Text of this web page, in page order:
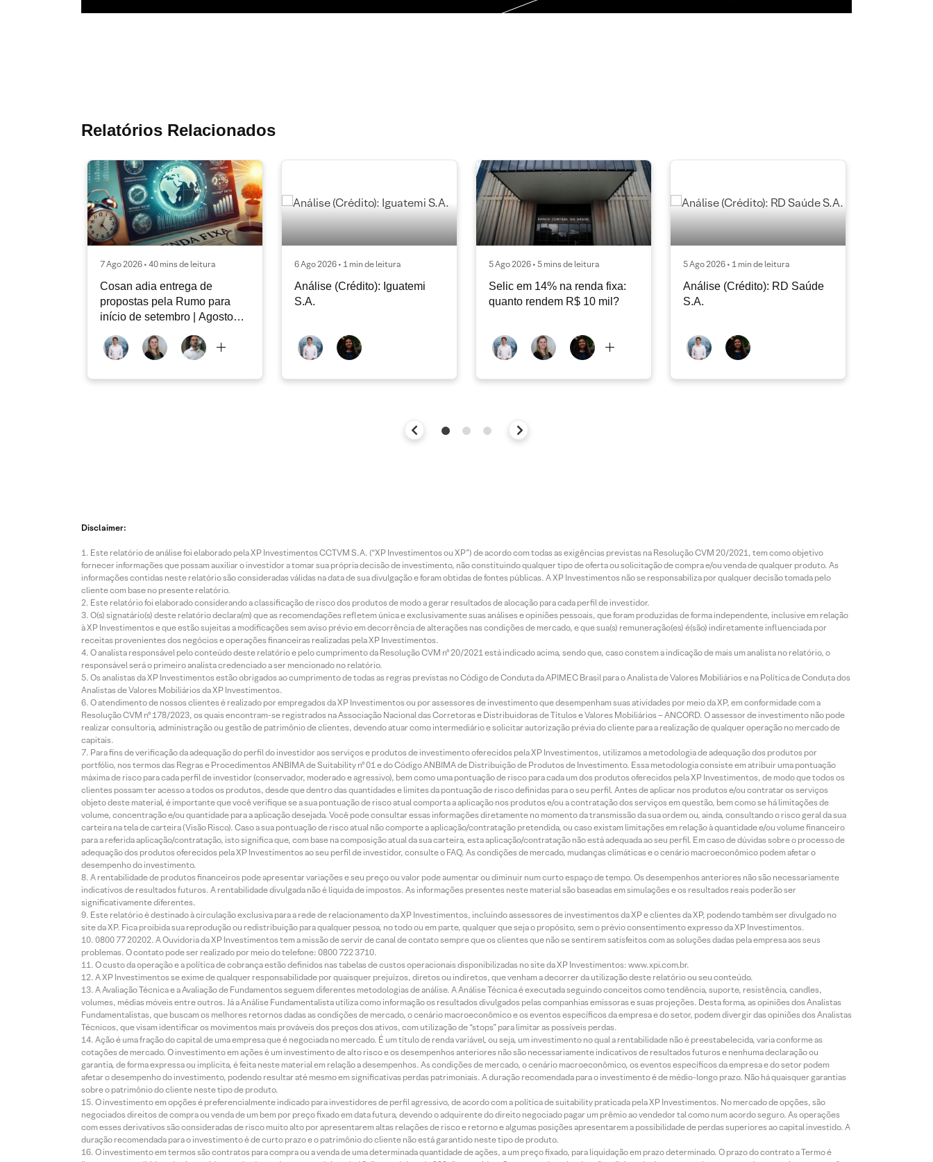
Relatórios Relacionados
7 Ago 2026 • 40 mins de leitura
Cosan adia entrega de
propostas pela Rumo para
início de setembro | Agosto
6 Ago 2026 • 1 min de leitura
Análise (Crédito): Iguatemi
S.A.
5 Ago 2026 • 5 mins de leitura
Selic em 14% na renda fixa:
quanto rendem R$ 10 mil?
5 Ago 2026 • 1 min de leitura
Análise (Crédito): RD Saúde
S.A.
Disclaimer:
Este relatório de análise foi elaborado pela XP Investimentos CCTVM S.A. (“XP Investimentos ou XP”) de acordo com todas as exigências previstas na Resolução CVM 20/2021, tem como objetivo
fornecer informações que possam auxiliar o investidor a tomar sua própria decisão de investimento, não constituindo qualquer tipo de oferta ou solicitação de compra e/ou venda de qualquer produto. As
informações contidas neste relatório são consideradas válidas na data de sua divulgação e foram obtidas de fontes públicas. A XP Investimentos não se responsabiliza por qualquer decisão tomada pelo
cliente com base no presente relatório.
Este relatório foi elaborado considerando a classificação de risco dos produtos de modo a gerar resultados de alocação para cada perfil de investidor.
O(s) signatário(s) deste relatório declara(m) que as recomendações refletem única e exclusivamente suas análises e opiniões pessoais, que foram produzidas de forma independente, inclusive em relação
à XP Investimentos e que estão sujeitas a modificações sem aviso prévio em decorrência de alterações nas condições de mercado, e que sua(s) remuneração(es) é(são) indiretamente influenciada por
receitas provenientes dos negócios e operações financeiras realizadas pela XP Investimentos.
O analista responsável pelo conteúdo deste relatório e pelo cumprimento da Resolução CVM nº 20/2021 está indicado acima, sendo que, caso constem a indicação de mais um analista no relatório, o
responsável será o primeiro analista credenciado a ser mencionado no relatório.
Os analistas da XP Investimentos estão obrigados ao cumprimento de todas as regras previstas no Código de Conduta da APIMEC Brasil para o Analista de Valores Mobiliários e na Política de Conduta dos
Analistas de Valores Mobiliários da XP Investimentos.
O atendimento de nossos clientes é realizado por empregados da XP Investimentos ou por assessores de investimento que desempenham suas atividades por meio da XP, em conformidade com a
Resolução CVM nº 178/2023, os quais encontram-se registrados na Associação Nacional das Corretoras e Distribuidoras de Títulos e Valores Mobiliários – ANCORD. O assessor de investimento não pode
realizar consultoria, administração ou gestão de patrimônio de clientes, devendo atuar como intermediário e solicitar autorização prévia do cliente para a realização de qualquer operação no mercado de
capitais.
Para fins de verificação da adequação do perfil do investidor aos serviços e produtos de investimento oferecidos pela XP Investimentos, utilizamos a metodologia de adequação dos produtos por
portfólio, nos termos das Regras e Procedimentos ANBIMA de Suitability nº 01 e do Código ANBIMA de Distribuição de Produtos de Investimento. Essa metodologia consiste em atribuir uma pontuação
máxima de risco para cada perfil de investidor (conservador, moderado e agressivo), bem como uma pontuação de risco para cada um dos produtos oferecidos pela XP Investimentos, de modo que todos os
clientes possam ter acesso a todos os produtos, desde que dentro das quantidades e limites da pontuação de risco definidas para o seu perfil. Antes de aplicar nos produtos e/ou contratar os serviços
objeto deste material, é importante que você verifique se a sua pontuação de risco atual comporta a aplicação nos produtos e/ou a contratação dos serviços em questão, bem como se há limitações de
volume, concentração e/ou quantidade para a aplicação desejada. Você pode consultar essas informações diretamente no momento da transmissão da sua ordem ou, ainda, consultando o risco geral da sua
carteira na tela de carteira (Visão Risco). Caso a sua pontuação de risco atual não comporte a aplicação/contratação pretendida, ou caso existam limitações em relação à quantidade e/ou volume financeiro
para a referida aplicação/contratação, isto significa que, com base na composição atual da sua carteira, esta aplicação/contratação não está adequada ao seu perfil. Em caso de dúvidas sobre o processo de
adequação dos produtos oferecidos pela XP Investimentos ao seu perfil de investidor, consulte o FAQ. As condições de mercado, mudanças climáticas e o cenário macroeconômico podem afetar o
desempenho do investimento.
A rentabilidade de produtos financeiros pode apresentar variações e seu preço ou valor pode aumentar ou diminuir num curto espaço de tempo. Os desempenhos anteriores não são necessariamente
indicativos de resultados futuros. A rentabilidade divulgada não é líquida de impostos. As informações presentes neste material são baseadas em simulações e os resultados reais poderão ser
significativamente diferentes.
Este relatório é destinado à circulação exclusiva para a rede de relacionamento da XP Investimentos, incluindo assessores de investimentos da XP e clientes da XP, podendo também ser divulgado no
site da XP. Fica proibida sua reprodução ou redistribuição para qualquer pessoa, no todo ou em parte, qualquer que seja o propósito, sem o prévio consentimento expresso da XP Investimentos.
0800 77 20202. A Ouvidoria da XP Investimentos tem a missão de servir de canal de contato sempre que os clientes que não se sentirem satisfeitos com as soluções dadas pela empresa aos seus
problemas. O contato pode ser realizado por meio do telefone: 0800 722 3710.
O custo da operação e a política de cobrança estão definidos nas tabelas de custos operacionais disponibilizadas no site da XP Investimentos: www.xpi.com.br.
A XP Investimentos se exime de qualquer responsabilidade por quaisquer prejuízos, diretos ou indiretos, que venham a decorrer da utilização deste relatório ou seu conteúdo.
A Avaliação Técnica e a Avaliação de Fundamentos seguem diferentes metodologias de análise. A Análise Técnica é executada seguindo conceitos como tendência, suporte, resistência, candles,
volumes, médias móveis entre outros. Já a Análise Fundamentalista utiliza como informação os resultados divulgados pelas companhias emissoras e suas projeções. Desta forma, as opiniões dos Analistas
Fundamentalistas, que buscam os melhores retornos dadas as condições de mercado, o cenário macroeconômico e os eventos específicos da empresa e do setor, podem divergir das opiniões dos Analistas
Técnicos, que visam identificar os movimentos mais prováveis dos preços dos ativos, com utilização de “stops” para limitar as possíveis perdas.
Ação é uma fração do capital de uma empresa que é negociada no mercado. É um título de renda variável, ou seja, um investimento no qual a rentabilidade não é preestabelecida, varia conforme as
cotações de mercado. O investimento em ações é um investimento de alto risco e os desempenhos anteriores não são necessariamente indicativos de resultados futuros e nenhuma declaração ou
garantia, de forma expressa ou implícita, é feita neste material em relação a desempenhos. As condições de mercado, o cenário macroeconômico, os eventos específicos da empresa e do setor podem
afetar o desempenho do investimento, podendo resultar até mesmo em significativas perdas patrimoniais. A duração recomendada para o investimento é de médio-longo prazo. Não há quaisquer garantias
sobre o patrimônio do cliente neste tipo de produto.
O investimento em opções é preferencialmente indicado para investidores de perfil agressivo, de acordo com a política de suitability praticada pela XP Investimentos. No mercado de opções, são
negociados direitos de compra ou venda de um bem por preço fixado em data futura, devendo o adquirente do direito negociado pagar um prêmio ao vendedor tal como num acordo seguro. As operações
com esses derivativos são consideradas de risco muito alto por apresentarem altas relações de risco e retorno e algumas posições apresentarem a possibilidade de perdas superiores ao capital investido. A
duração recomendada para o investimento é de curto prazo e o patrimônio do cliente não está garantido neste tipo de produto.
O investimento em termos são contratos para compra ou a venda de uma determinada quantidade de ações, a um preço fixado, para liquidação em prazo determinado. O prazo do contrato a Termo é